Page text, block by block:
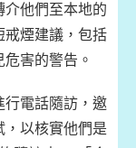
他們至本地的
戒煙建議，包括
害的警告。
行電話隨訪，邀
以核實他們是